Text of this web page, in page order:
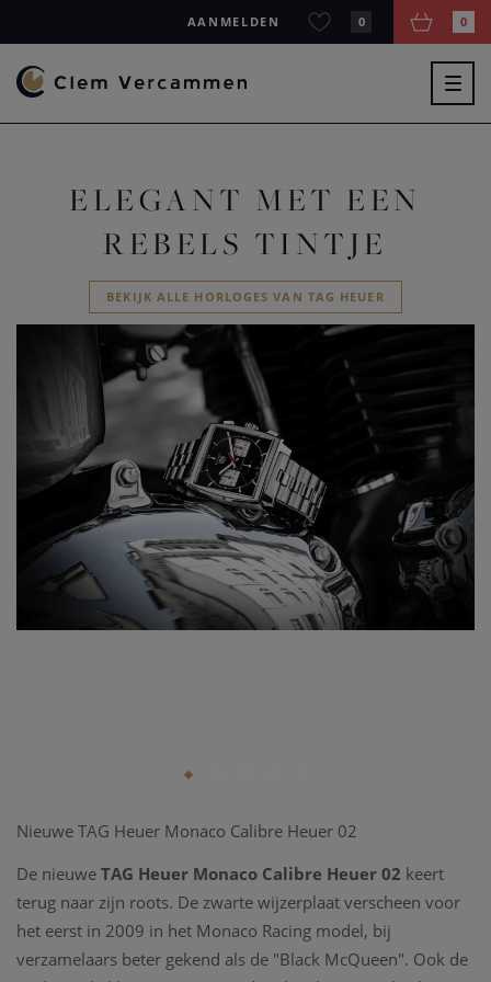
AANMELDEN 0 0
ELEGANT MET EEN
REBELS TINTJE
BEKIJK ALLE HORLOGES VAN TAG HEUER
Nieuwe TAG Heuer Monaco Calibre Heuer 02
De nieuwe TAG Heuer Monaco Calibre Heuer 02 keert
terug naar zijn roots. De zwarte wijzerplaat verscheen voor
het eerst in 2009 in het Monaco Racing model, bij
verzamelaars beter gekend als de "Black McQueen". Ook de